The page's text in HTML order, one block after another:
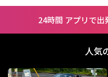
24時間 アプリで
人気